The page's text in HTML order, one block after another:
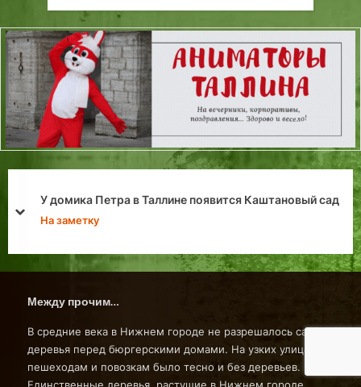
У домика Петра в Таллине появится Каштановый сад
На заметку
prev
next
Между прочим…
В средние века в Нижнем городе не разрешалось сажать
деревья перед бюргерскими домами. На узких улицах
пешеходам и повозкам было тесно и без деревьев.